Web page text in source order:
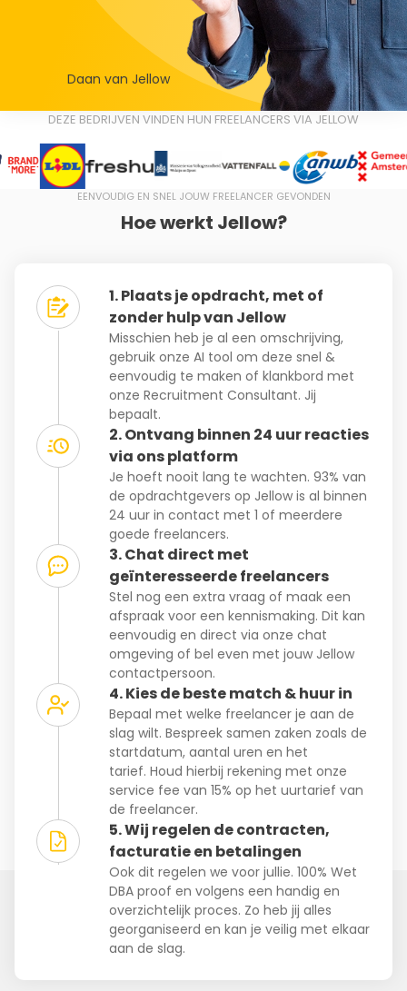
Daan van Jellow
DEZE BEDRIJVEN VINDEN HUN FREELANCERS VIA JELLOW
EENVOUDIG EN SNEL JOUW FREELANCER GEVONDEN
Hoe werkt Jellow?
1. Plaats je opdracht, met of
zonder hulp van Jellow
Misschien heb je al een omschrijving,
gebruik onze AI tool om deze snel &
eenvoudig te maken of klankbord met
onze Recruitment Consultant. Jij
bepaalt.
2. Ontvang binnen 24 uur reacties
via ons platform
Je hoeft nooit lang te wachten. 93% van
de opdrachtgevers op Jellow is al binnen
24 uur in contact met 1 of meerdere
goede freelancers.
3. Chat direct met
geïnteresseerde freelancers
Stel nog een extra vraag of maak een
afspraak voor een kennismaking. Dit kan
eenvoudig en direct via onze chat
omgeving of bel even met jouw Jellow
contactpersoon.
4. Kies de beste match & huur in
Bepaal met welke freelancer je aan de
slag wilt. Bespreek samen zaken zoals de
startdatum, aantal uren en het
tarief. Houd hierbij rekening met onze
service fee van 15% op het uurtarief van
de freelancer.
5. Wij regelen de contracten,
facturatie en betalingen
Ook dit regelen we voor jullie. 100% Wet
DBA proof en volgens een handig en
overzichtelijk proces. Zo heb jij alles
georganiseerd en kan je veilig met elkaar
aan de slag.